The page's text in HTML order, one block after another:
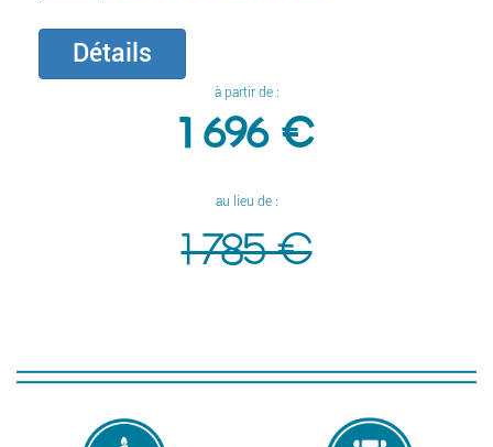
Détails
à partir de :
1 696 €
au lieu de :
1 785 €